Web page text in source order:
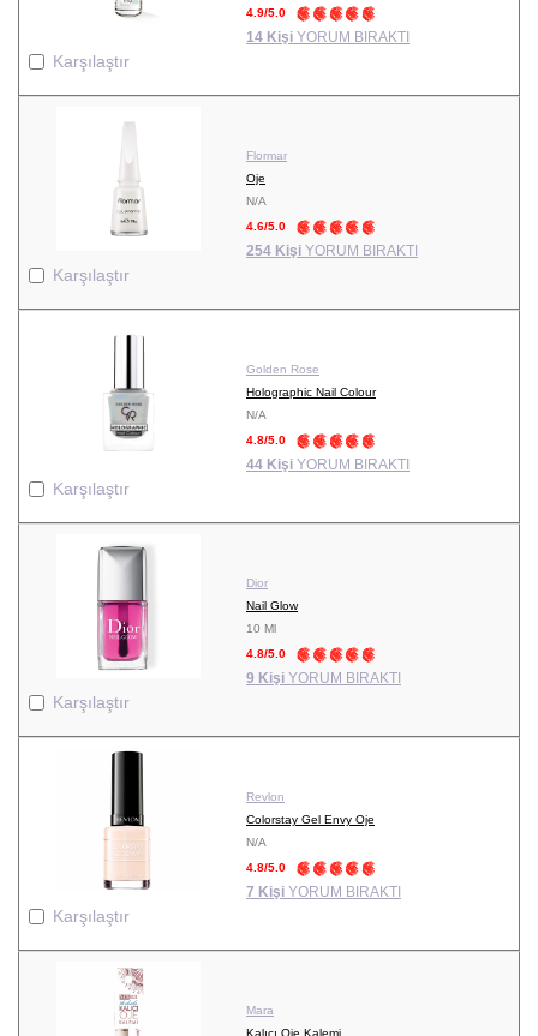
Karşılaştır
4.9/5.0
14 Kişi YORUM BIRAKTI
Karşılaştır
Flormar
Oje
N/A
4.6/5.0
254 Kişi YORUM BIRAKTI
Karşılaştır
Golden Rose
Holographic Nail Colour
N/A
4.8/5.0
44 Kişi YORUM BIRAKTI
Karşılaştır
Dior
Nail Glow
10 Ml
4.8/5.0
9 Kişi YORUM BIRAKTI
Karşılaştır
Revlon
Colorstay Gel Envy Oje
N/A
4.8/5.0
7 Kişi YORUM BIRAKTI
Mara
Kalıcı Oje Kalemi